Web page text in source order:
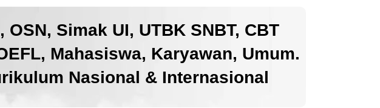
Simak UI, UTBK SNBT, CBT
Mahasiswa, Karyawan, Umum.
Nasional & Internasional